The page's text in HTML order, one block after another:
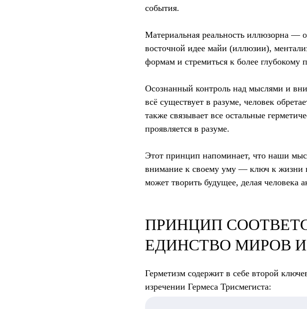
события.
Материальная реальность иллюзорна —
восточной идее майи (иллюзии),
формам и стремиться к более
Осознанный контроль над мыслями и
всё существует в разуме, человек
также связывает все остальные
проявляется в разуме.
Этот принцип напоминает, что наши
внимание к своему уму — ключ к жизни
может творить будущее, делая человека
ПРИНЦИП
ЕДИНСТВО МИРОВ
Герметизм содержит в себе второй
изречении Гермеса Трисмегиста: